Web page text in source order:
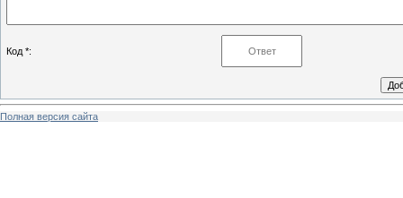
Код *:
Полная версия сайта